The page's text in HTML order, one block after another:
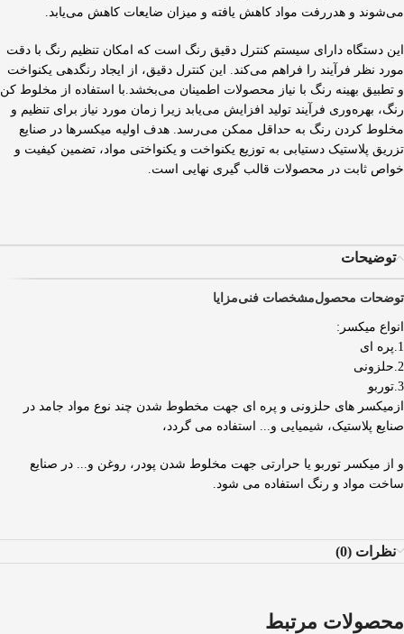
می‌شوند و هدررفت مواد کاهش یافته و میزان ضایعات کاهش می‌یابد.
این دستگاه دارای سیستم کنترل دقیق رنگ است که امکان تنظیم رنگ با دقت
مورد نظر فرآیند را فراهم می‌کند. این کنترل دقیق، از ایجاد رنگدهی یکنواخت
و تطبیق بهینه رنگ با نیاز محصولات اطمینان می‌بخشد.با استفاده از مخلوط کن
رنگ، بهره‌وری فرآیند تولید افزایش می‌یابد زیرا زمان مورد نیاز برای تنظیم و
مخلوط کردن رنگ به حداقل ممکن می‌رسد. هدف اولیه میکسرها در صنایع
تزریق پلاستیک دستیابی به توزیع یکنواخت و یکنواختی مواد، تضمین کیفیت و
خواص ثابت در محصولات قالب گیری نهایی است.
توضیحات
توضحات محصولمشخصات فنیمزایا
انواع میکسر:
1.پره ای
2.حلزونی
3.توربو
ازمیکسر های حلزونی و پره ای جهت مخطوط شدن چند نوع مواد جامد در
صنایع پلاستیک، شیمیایی و... استفاده می گردد،
و از میکسر توربو یا حرارتی جهت مخلوط شدن پودر، روغن و... در صنایع
ساخت مواد و رنگ استفاده می شود.
نظرات (0)
محصولات مرتبط